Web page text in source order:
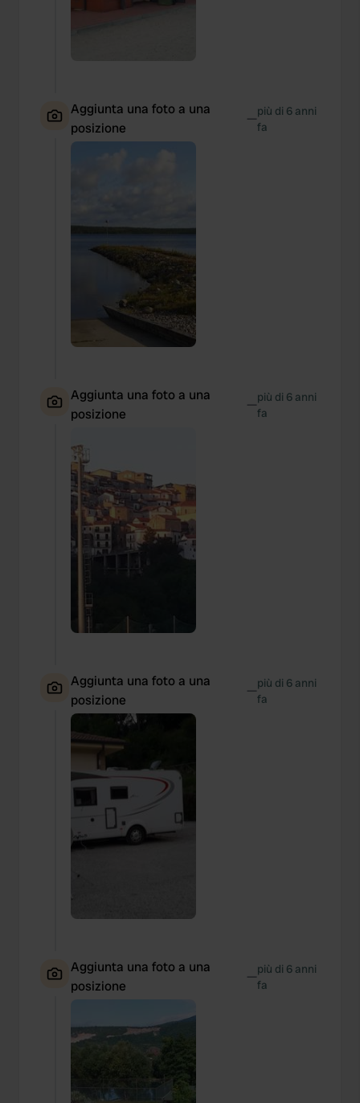
Aggiunta una foto a una
posizione
—più di 6 anni
fa
Aggiunta una foto a una
posizione
—più di 6 anni
fa
Aggiunta una foto a una
posizione
—più di 6 anni
fa
Aggiunta una foto a una
posizione
—più di 6 anni
fa